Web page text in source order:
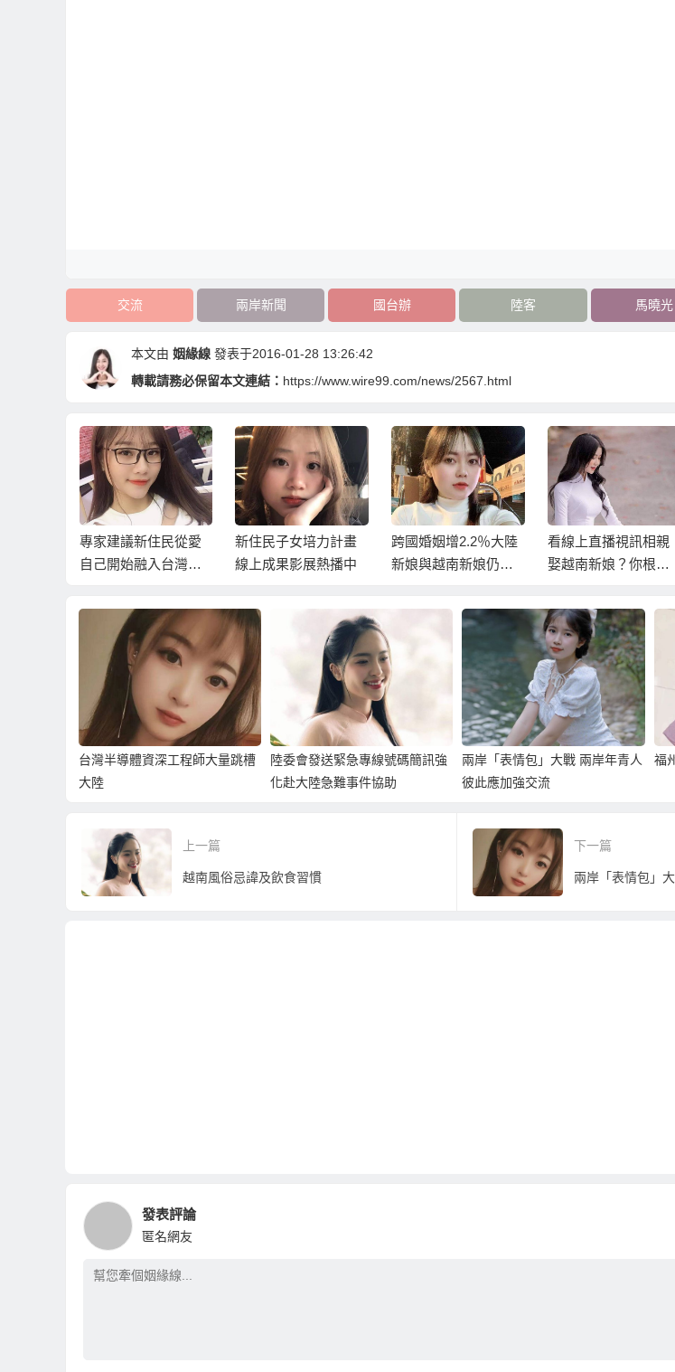
交流 兩岸新聞 國台辦 陸客 馬曉光
本文由 姻緣線 發表于2016-01-28 13:26:42
轉載請務必保留本文連結： https://www.wire99.com/news/2567.html
專家建議新住民從愛
自己開始融入台灣生
新住民子女培力計畫
線上成果影展熱播中
跨國婚姻增2.2％大陸
新娘與越南新娘仍佔
看線上直播視訊相親
娶越南新娘？你根本
台灣半導體資深工程師大量跳槽
大陸
陸委會發送緊急專線號碼簡訊強
化赴大陸急難事件協助
兩岸「表情包」大戰 兩岸年青人
彼此應加強交流
福
上一篇
越南風俗忌諱及飲食習慣
下一篇
發表評論
匿名網友